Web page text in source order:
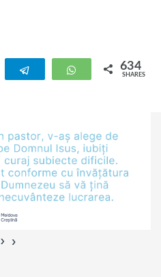
Telegram WhatsApp
634
SHARES
‹ ›